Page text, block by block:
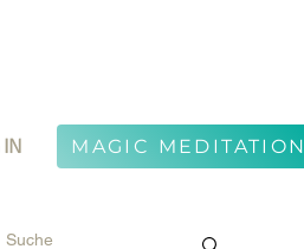
IN MAGIC MEDITATION